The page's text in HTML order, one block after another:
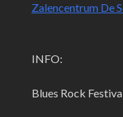
Zalencentrum De
INFO:
Blues Rock